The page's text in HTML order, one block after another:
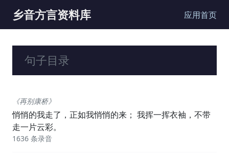
乡音方言资料库 应用首页
句子目录
《再别康桥》
悄悄的我走了，正如我悄悄的来； 我挥一挥衣袖，不带
走一片云彩。
1636 条录音